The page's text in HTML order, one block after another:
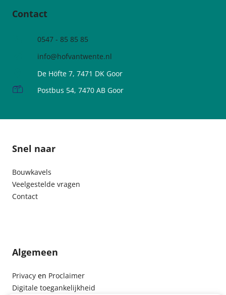
Contact
0547 - 85 85 85
info@hofvantwente.nl
De Höfte 7, 7471 DK Goor
Postbus 54, 7470 AB Goor
Snel naar
Bouwkavels
Veelgestelde vragen
Contact
Algemeen
Privacy en Proclaimer
Digitale toegankelijkheid